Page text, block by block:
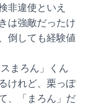
非違使といえ
は強敵だったけ
倒しても経験値
まろん」くん
けれど、栗っぽ
、「まろん」だ